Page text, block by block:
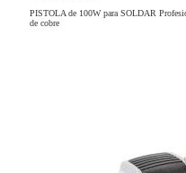
PISTOLA de 100W para SOLDAR
de cobre